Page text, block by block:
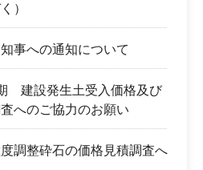
）
事への通知について
建設発生土受入価格及び
へのご協力のお願い
調整砕石の価格見積調査へ